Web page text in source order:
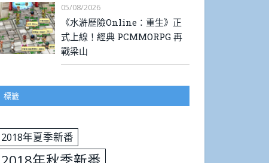
05/08/2026
《水滸歷險Online：重生》正
式上線！經典 PCMMORPG 再
戰梁山
標籤
2018年夏季新番